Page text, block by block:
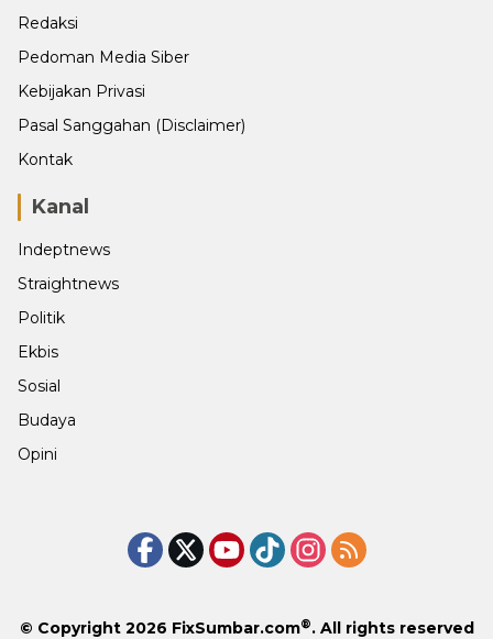
Redaksi
Pedoman Media Siber
Kebijakan Privasi
Pasal Sanggahan (Disclaimer)
Kontak
Kanal
Indeptnews
Straightnews
Politik
Ekbis
Sosial
Budaya
Opini
© Copyright 2026 FixSumbar.com®. All rights reserved